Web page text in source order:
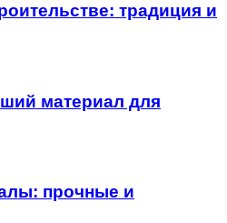
традиция и
материал для
прочные и